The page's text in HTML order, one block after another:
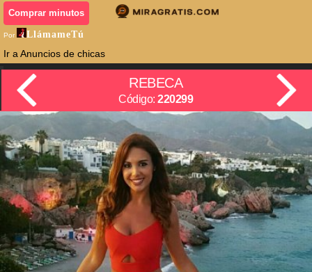
Comprar minutos
Por LlámameTú
Ir a Anuncios de chicas
REBECA
Código:220299